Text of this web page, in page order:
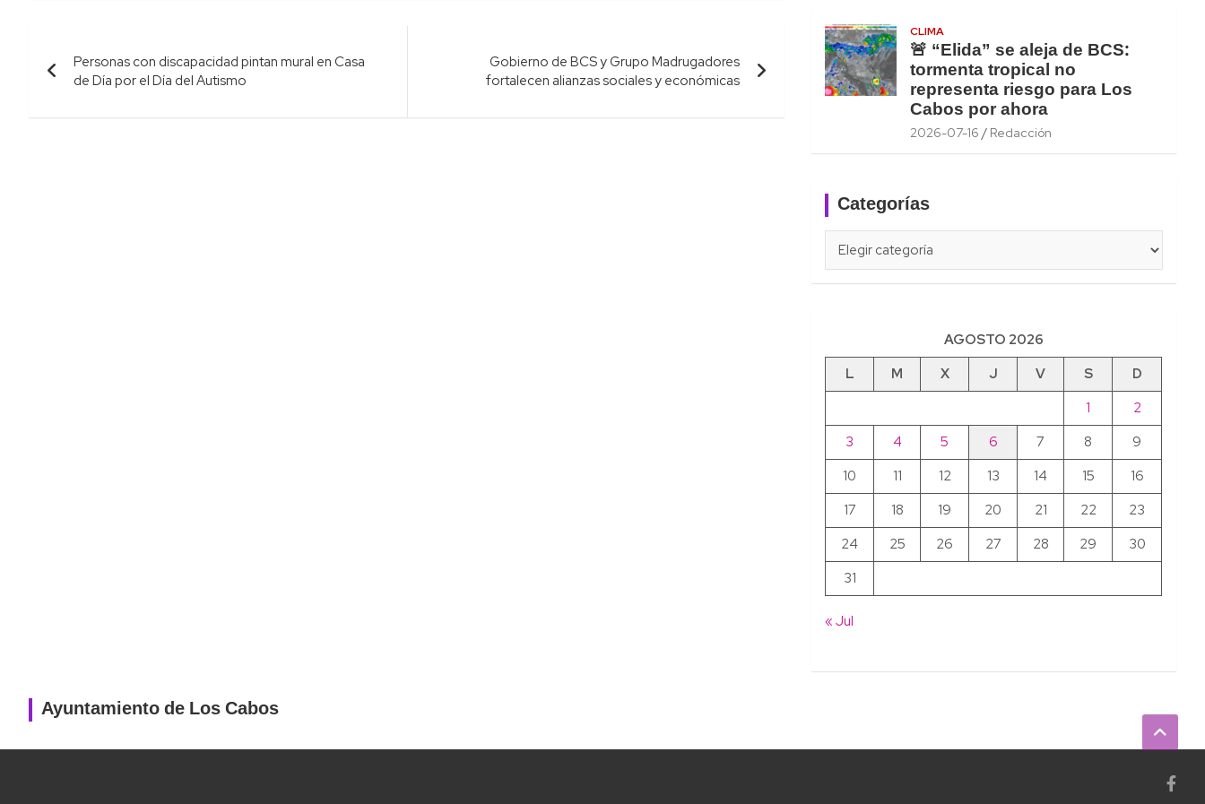
Navegación
de
entradas
Personas con discapacidad pintan mural en Casa
de Día por el Día del Autismo
Gobierno de BCS y Grupo Madrugadores
fortalecen alianzas sociales y económicas
CLIMA
🚨 “Elida” se aleja de BCS:
tormenta tropical no
representa riesgo para Los
Cabos por ahora
2026-07-16 Redacción
Categorías
AGOSTO 2026
L
M X J V S
D
1
2
3
4 5 6 7 8
9
10
11 12 13 14 15
16
17
18 19 20 21 22
23
24
25 26 27 28 29
30
31
« Jul
Ayuntamiento de Los Cabos